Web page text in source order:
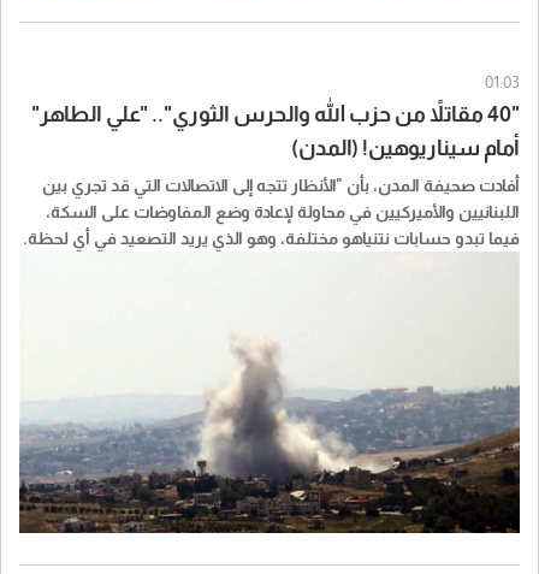
01:03
"40 مقاتلاً من حزب الله والحرس الثوري".. "علي الطاهر"
أمام سيناريوهين! (المدن)
أفادت صحيفة المدن، بأن "الأنظار تتجه إلى الاتصالات التي قد تجري بين
اللبنانيين والأميركيين في محاولة لإعادة وضع المفاوضات على السكة،
فيما تبدو حسابات نتنياهو مختلفة، وهو الذي يريد التصعيد في أي لحظة.
إضافة إلى التصعيد عبر القصف المدفعي والغارات بطائرات مسيّرة
تستهدف تلة علي الطاهر ومحيطها".